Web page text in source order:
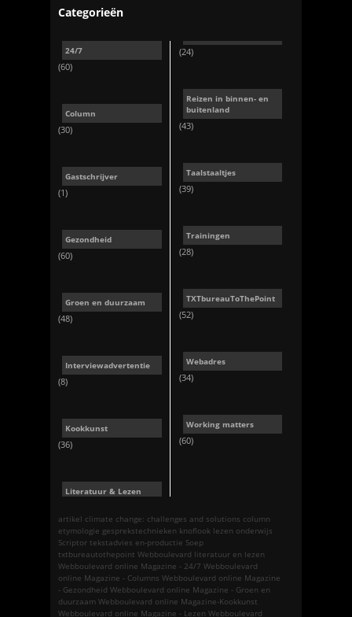
Categorieën
24/7
(60)
Column
(30)
Gastschrijver
(1)
Gezondheid
(60)
Groen en duurzaam
(48)
Interviewadvertentie
(8)
Kookkunst
(36)
Literatuur & Lezen
(24)
Reizen in binnen- en
buitenland
(43)
Taalstaaltjes
(39)
Trainingen
(28)
TXTbureauToThePoint
(52)
Webadres
(34)
Working matters
(60)
artikel climate change: challenges and solutions column
etymologie gesprekstechnieken knoflook lezen onderwijs
Scriptor tekstadvies en-productie Soep
txtbureautothepoint Webboulevard literatuur en lezen
Webboulevard online Magazine - 24/7 Webboulevard
online Magazine - Columns Webboulevard online Magazine
- Gezondheid Webboulevard online Magazine - Groen en
duurzaam Webboulevard online Magazine-Kookkunst
Webboulevard online Magazine - Lezen Webboulevard